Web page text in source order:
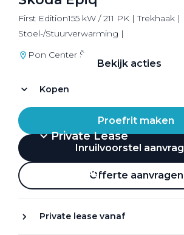
Bekijk alle aanbiedingen
Bekijk acties
Private Lease
Terug
First Edition155 kW / 211 PK | Trekhaak
Stoel-/Stuurverwarming |
Pon Center Škoda Amersfoort
Kopen
Proefrit maken
Inruilvoorstel
Offerte aanvragen
Private lease vanaf